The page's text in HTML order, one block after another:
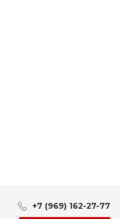
+7 (969) 162-27-77